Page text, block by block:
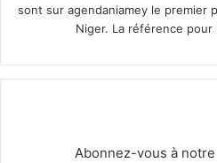
sont sur agendaniamey le premier
Niger. La référence
Abonnez-vous à